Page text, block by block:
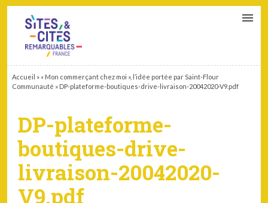
Accueil » « Mon commerçant chez moi », l’idée portée par Saint-Flour
Communauté » DP-plateforme-boutiques-drive-livraison-20042020-V9.pdf
DP-plateforme-
boutiques-drive-
livraison-20042020-
V9.pdf